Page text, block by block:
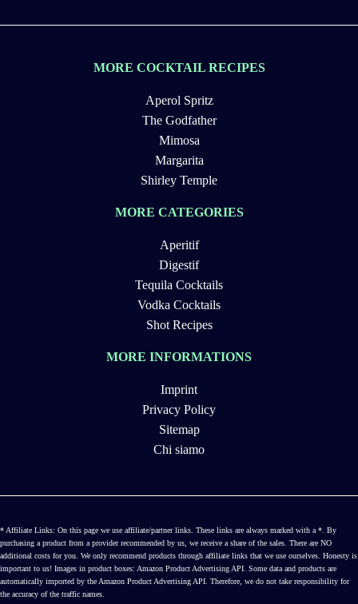
MORE COCKTAIL RECIPES
Aperol Spritz
The Godfather
Mimosa
Margarita
Shirley Temple
MORE CATEGORIES
Aperitif
Digestif
Tequila Cocktails
Vodka Cocktails
Shot Recipes
MORE INFORMATIONS
Imprint
Privacy Policy
Sitemap
Chi siamo
* Affiliate Links: On this page we use affiliate/partner links. These links are always marked with a *. By
purchasing a product from a provider recommended by us, we receive a share of the sales. There are NO
additional costs for you. We only recommend products through affiliate links that we use ourselves. Honesty is
important to us! Images in product boxes: Amazon Product Advertising API. Some data and products are
automatically imported by the Amazon Product Advertising API. Therefore, we do not take responsibility for
the accuracy of the traffic names.